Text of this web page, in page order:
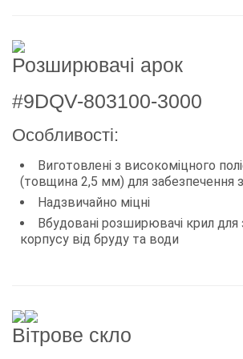
Розширювачі арок
#9DQV-803100-3000
Особливості:
Виготовлені з високоміцного
(товщина 2,5 мм) для забезпечення
Надзвичайно міцні
Вбудовані розширювачі крил для
корпусу від бруду та води
Вітрове скло